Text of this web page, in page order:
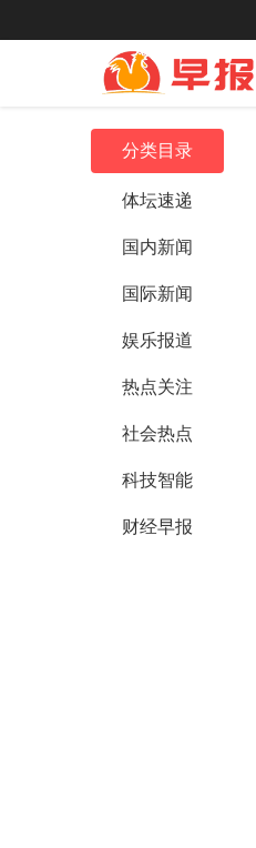
分类目录
体坛速递
国内新闻
国际新闻
娱乐报道
热点关注
社会热点
科技智能
财经早报